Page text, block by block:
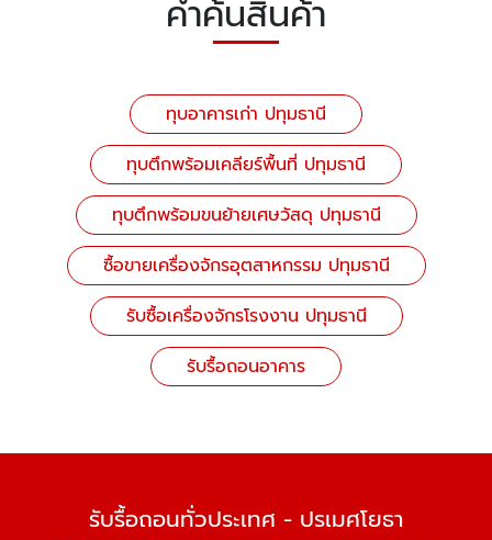
คำค้นสินค้า
ทุบอาคารเก่า ปทุมธานี
ทุบตึกพร้อมเคลียร์พื้นที่ ปทุมธานี
ทุบตึกพร้อมขนย้ายเศษวัสดุ ปทุมธานี
ซื้อขายเครื่องจักรอุตสาหกรรม ปทุมธานี
รับซื้อเครื่องจักรโรงงาน ปทุมธานี
รับรื้อถอนอาคาร
รับรื้อถอนทั่วประเทศ - ปรเมศโยธา